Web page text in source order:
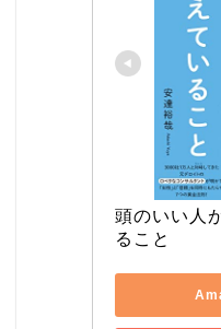
頭のいい人
ること